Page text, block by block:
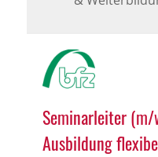
Seminarleiter
Ausbildung